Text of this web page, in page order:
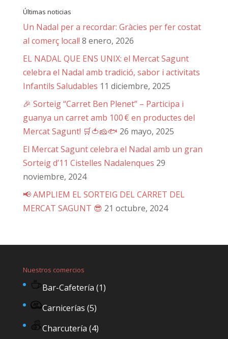
Últimas noticias
Un Nadal per a recordar: Gràcies per fer costat
al comerç local! 8 enero, 2026
EL NADAL QUE ENS UNIX: el Mercat Sagunt
celebra el Nadal amb tradició, sabor i activitats
Infantils Saludables 11 diciembre, 2025
🎉 Sorteig “Carret Ben Plenet” – Participa i
guanya un carret amb 100 € en productes del
Mercat Sagunt! 🛒🍅🧀🐟 26 mayo, 2025
El Mercat Sagunt celebra el Nadal amb un gran
Sorteig d’11 Cistelles Nadalenques 29
noviembre, 2024
📢 AMPLIEM EL SORTEIG DEL CARRET DEL
MERCAT SAGUNT 😎 21 octubre, 2024
Nuestros comercios
Bar-Cafetería (1)
Carnicerías (5)
Charcutería (4)